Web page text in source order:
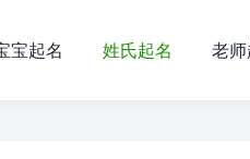
宝起名 姓氏起名 老